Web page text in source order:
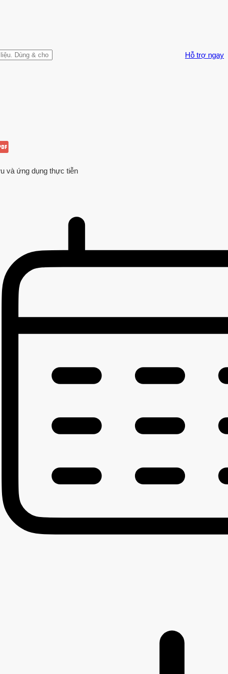
Hỗ trợ ngay
và ứng dụng thực tiễn